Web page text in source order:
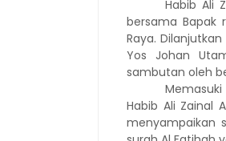
Habib Ali
bersama
Raya.
Yos Johan
sambutan oleh
Habib Ali Zainal
menyampaikan